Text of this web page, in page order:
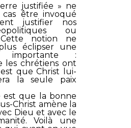
justifiée » ne
être invoqué
justifier nos
ou
Cette notion ne
éclipser une
importante :
les chrétiens ont
que Christ lui-
la seule paix
est que la bonne
Christ amène la
Dieu et avec le
Voilà une